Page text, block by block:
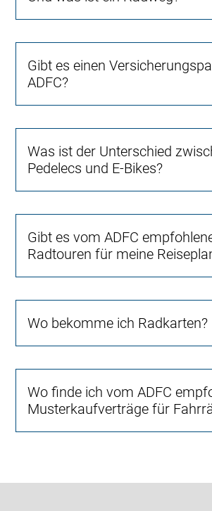
Gibt es einen
ADFC?
Was ist der Unterschied
Pedelecs und E-Bikes?
Gibt es vom ADFC
Radtouren für meine
Wo bekomme ich Radkarten?
Wo finde ich vom ADFC
Musterkaufverträge für